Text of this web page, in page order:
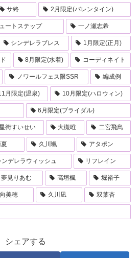
サ終 2月限定(バレンタイン)
ートステップ 一ノ瀬志希
シンデレラブレス 1月限定(正月)
8月限定(水着) コーディネイト
ノワールフェス限SSR 編成例
月限定(温泉) 10月限定(ハロウィン)
6月限定(ブライダル)
街すいせい 大槻唯 二宮飛鳥
久川颯 アタポン
ンデレラウィッシュ リフレイン
夢見りあむ 高垣楓 堀裕子
美穂 久川凪 双葉杏
シェアする